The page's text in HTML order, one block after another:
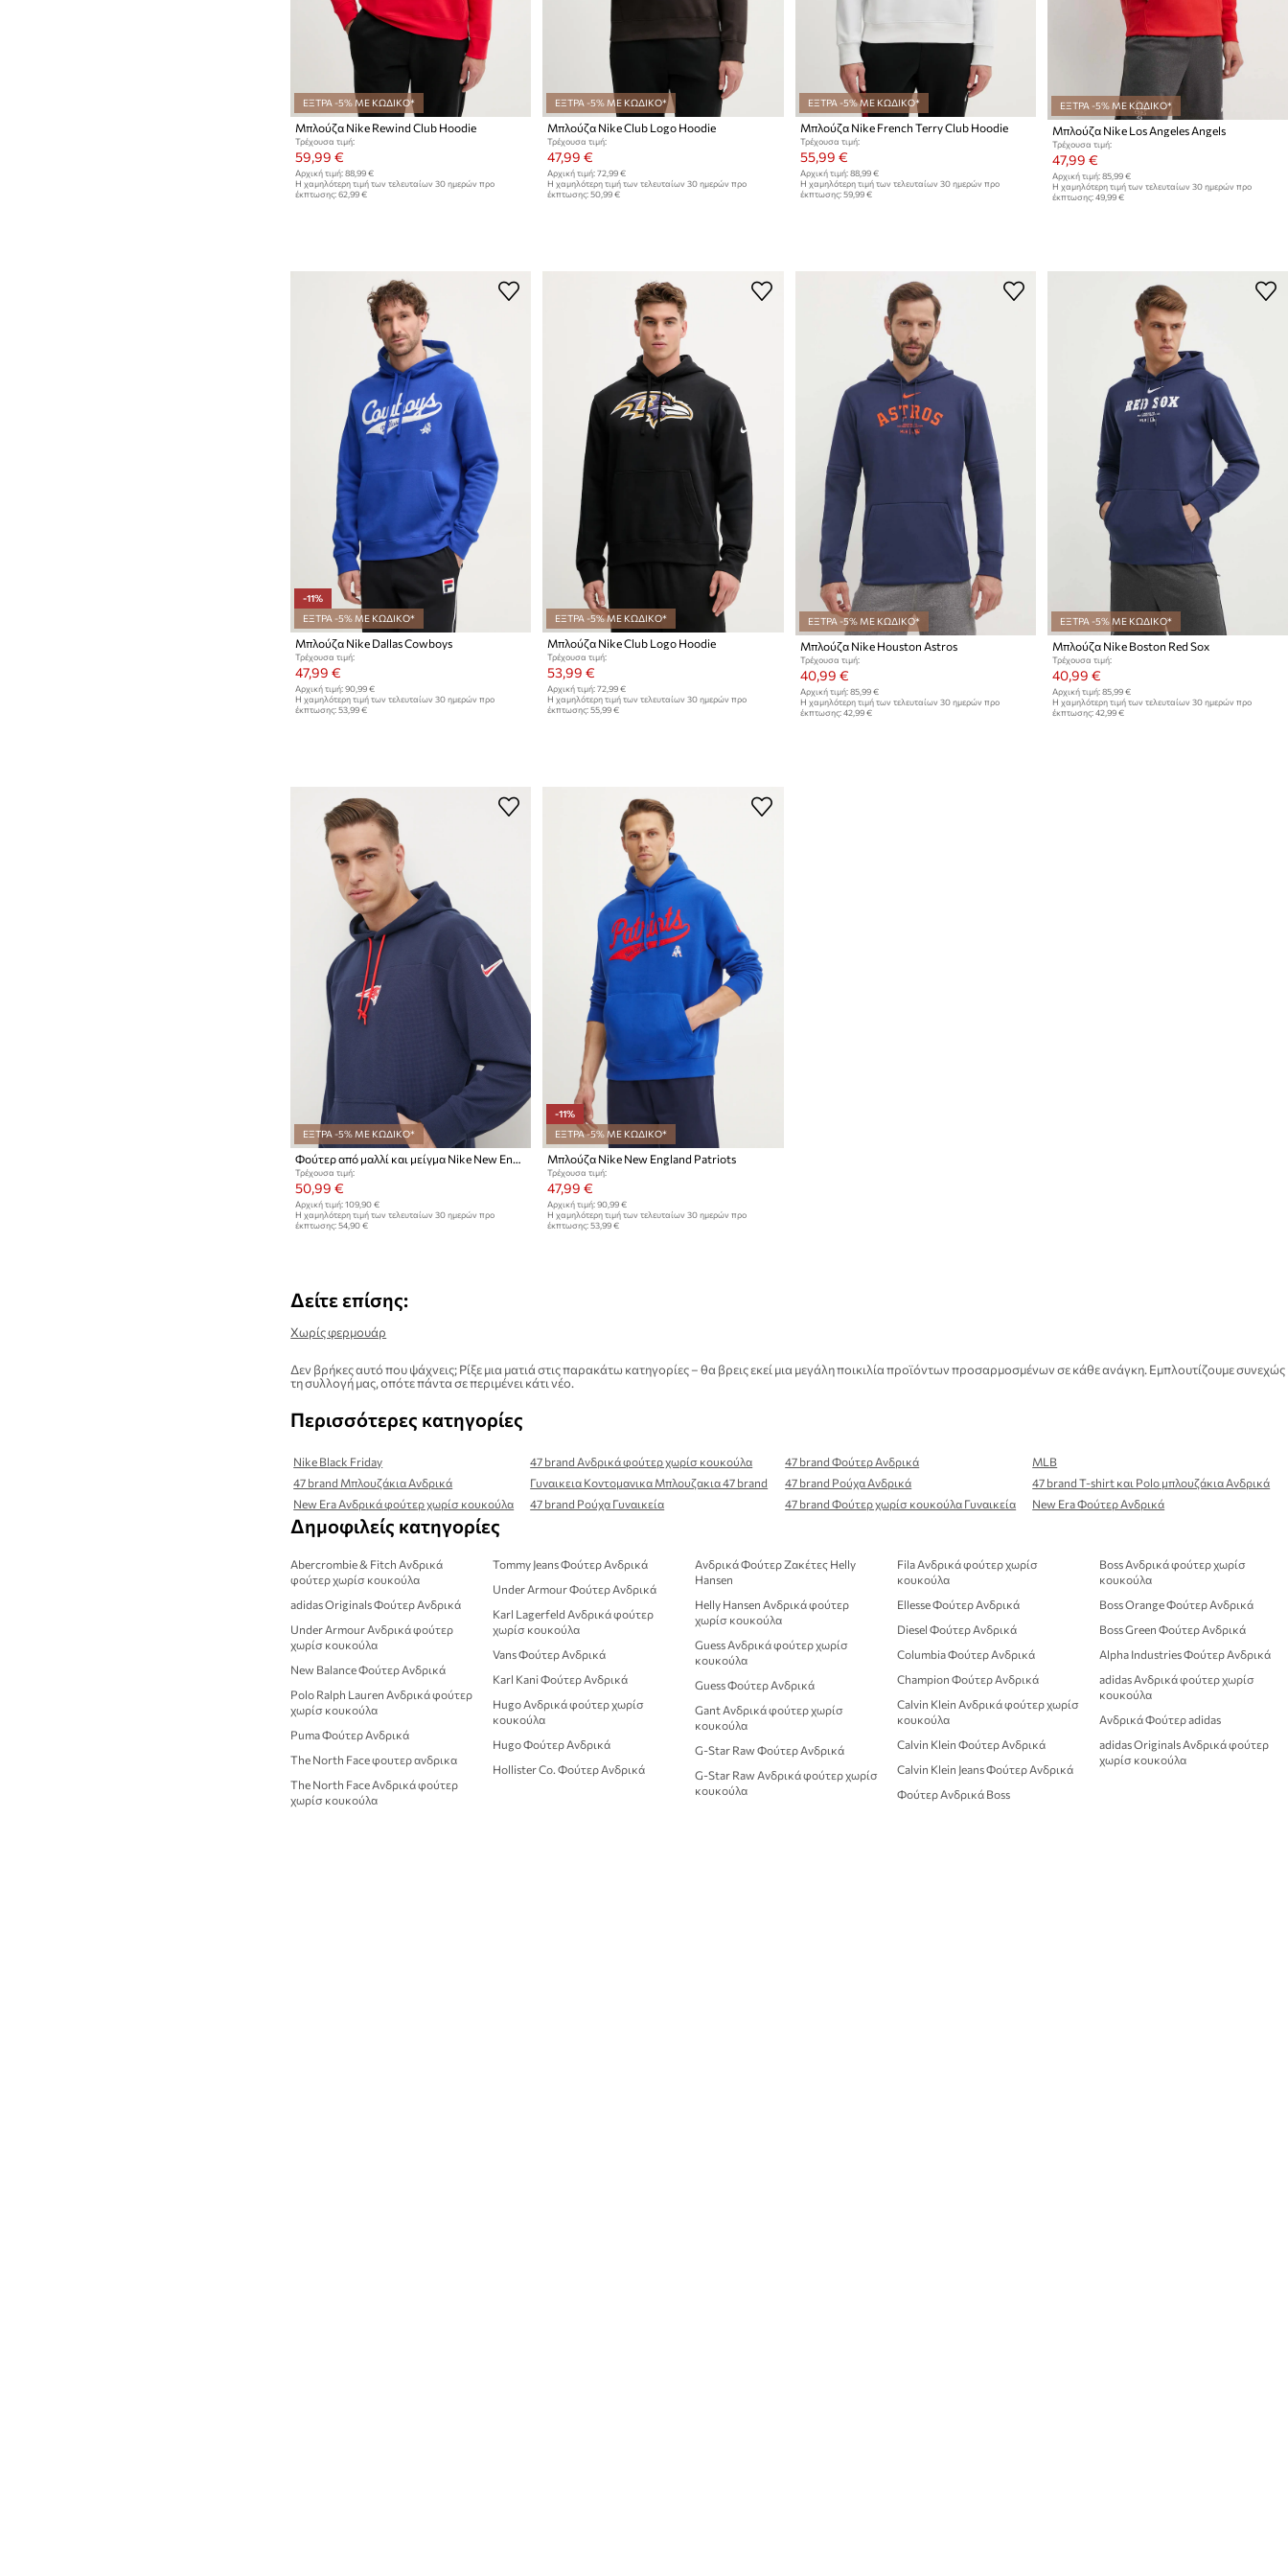
ΕΞΤΡΑ -5% ΜΕ ΚΩΔΙΚΟ*
Μπλούζα Nike Rewind Club Hoodie
Τρέχουσα τιμή:
59,99 €
Αρχική τιμή: 88,99 €
Η χαμηλότερη τιμή των τελευταίων 30 ημερών προ
έκπτωσης: 62,99 €
ΕΞΤΡΑ -5% ΜΕ ΚΩΔΙΚΟ*
Μπλούζα Nike Club Logo Hoodie
Τρέχουσα τιμή:
47,99 €
Αρχική τιμή: 72,99 €
Η χαμηλότερη τιμή των τελευταίων 30 ημερών προ
έκπτωσης: 50,99 €
ΕΞΤΡΑ -5% ΜΕ ΚΩΔΙΚΟ*
Μπλούζα Nike French Terry Club Hoodie
Τρέχουσα τιμή:
55,99 €
Αρχική τιμή: 88,99 €
Η χαμηλότερη τιμή των τελευταίων 30 ημερών προ
έκπτωσης: 59,99 €
ΕΞΤΡΑ -5% ΜΕ ΚΩΔΙΚΟ*
Μπλούζα Nike Los Angeles Angels
Τρέχουσα τιμή:
47,99 €
Αρχική τιμή: 85,99 €
Η χαμηλότερη τιμή των τελευταίων 30 ημερών προ
έκπτωσης: 49,99 €
-11%
ΕΞΤΡΑ -5% ΜΕ ΚΩΔΙΚΟ*
Μπλούζα Nike Dallas Cowboys
Τρέχουσα τιμή:
47,99 €
Αρχική τιμή: 90,99 €
Η χαμηλότερη τιμή των τελευταίων 30 ημερών προ
έκπτωσης: 53,99 €
ΕΞΤΡΑ -5% ΜΕ ΚΩΔΙΚΟ*
Μπλούζα Nike Club Logo Hoodie
Τρέχουσα τιμή:
53,99 €
Αρχική τιμή: 72,99 €
Η χαμηλότερη τιμή των τελευταίων 30 ημερών προ
έκπτωσης: 55,99 €
ΕΞΤΡΑ -5% ΜΕ ΚΩΔΙΚΟ*
Μπλούζα Nike Houston Astros
Τρέχουσα τιμή:
40,99 €
Αρχική τιμή: 85,99 €
Η χαμηλότερη τιμή των τελευταίων 30 ημερών προ
έκπτωσης: 42,99 €
ΕΞΤΡΑ -5% ΜΕ ΚΩΔΙΚΟ*
Μπλούζα Nike Boston Red Sox
Τρέχουσα τιμή:
40,99 €
Αρχική τιμή: 85,99 €
Η χαμηλότερη τιμή των τελευταίων 30 ημερών προ
έκπτωσης: 42,99 €
ΕΞΤΡΑ -5% ΜΕ ΚΩΔΙΚΟ*
Φούτερ από μαλλί και μείγμα Nike New England Patriots
Τρέχουσα τιμή:
50,99 €
Αρχική τιμή: 109,90 €
Η χαμηλότερη τιμή των τελευταίων 30 ημερών προ
έκπτωσης: 54,90 €
-11%
ΕΞΤΡΑ -5% ΜΕ ΚΩΔΙΚΟ*
Μπλούζα Nike New England Patriots
Τρέχουσα τιμή:
47,99 €
Αρχική τιμή: 90,99 €
Η χαμηλότερη τιμή των τελευταίων 30 ημερών προ
έκπτωσης: 53,99 €
Δείτε επίσης:
Χωρίς φερμουάρ
Δεν βρήκες αυτό που ψάχνεις; Ρίξε μια ματιά στις παρακάτω κατηγορίες – θα βρεις εκεί μια μεγάλη ποικιλία προϊόντων προσαρμοσμένων σε κάθε ανάγκη. Εμπλουτίζουμε συνεχώς
τη συλλογή μας, οπότε πάντα σε περιμένει κάτι νέο.
Περισσότερες κατηγορίες
Nike Black Friday 47 brand Ανδρικά φούτερ χωρίσ κουκούλα 47 brand Φούτερ Ανδρικά
MLB
47 brand Μπλουζάκια Ανδρικά
Γυναικεια Κοντομανικα Μπλουζακια 47 brand 47 brand Ρούχα Ανδρικά
47 brand T-shirt και Polo μπλουζάκια Ανδρικά
New Era Ανδρικά φούτερ χωρίσ κουκούλα
47 brand Ρούχα Γυναικεία 47 brand Φούτερ χωρίσ κουκούλα Γυναικεία New Era Φούτερ Ανδρικά
Δημοφιλείς κατηγορίες
Abercrombie & Fitch Ανδρικά
φούτερ χωρίσ κουκούλα
adidas Originals Φούτερ Ανδρικά
Under Armour Ανδρικά φούτερ
χωρίσ κουκούλα
New Balance Φούτερ Ανδρικά
Polo Ralph Lauren Ανδρικά φούτερ
χωρίσ κουκούλα
Puma Φούτερ Ανδρικά
The North Face φουτερ ανδρικα
The North Face Ανδρικά φούτερ
χωρίσ κουκούλα
Tommy Jeans Φούτερ Ανδρικά
Under Armour Φούτερ Ανδρικά
Karl Lagerfeld Ανδρικά φούτερ
χωρίσ κουκούλα
Vans Φούτερ Ανδρικά
Karl Kani Φούτερ Ανδρικά
Hugo Ανδρικά φούτερ χωρίσ
κουκούλα
Hugo Φούτερ Ανδρικά
Hollister Co. Φούτερ Ανδρικά
Ανδρικά Φούτερ Ζακέτες Helly
Hansen
Helly Hansen Ανδρικά φούτερ
χωρίσ κουκούλα
Guess Ανδρικά φούτερ χωρίσ
κουκούλα
Guess Φούτερ Ανδρικά
Gant Ανδρικά φούτερ χωρίσ
κουκούλα
G-Star Raw Φούτερ Ανδρικά
G-Star Raw Ανδρικά φούτερ χωρίσ
κουκούλα
Fila Ανδρικά φούτερ χωρίσ
κουκούλα
Ellesse Φούτερ Ανδρικά
Diesel Φούτερ Ανδρικά
Columbia Φούτερ Ανδρικά
Champion Φούτερ Ανδρικά
Calvin Klein Ανδρικά φούτερ χωρίσ
κουκούλα
Calvin Klein Φούτερ Ανδρικά
Calvin Klein Jeans Φούτερ Ανδρικά
Φούτερ Ανδρικά Boss
Boss Ανδρικά φούτερ χωρίσ
κουκούλα
Boss Orange Φούτερ Ανδρικά
Boss Green Φούτερ Ανδρικά
Alpha Industries Φούτερ Ανδρικά
adidas Ανδρικά φούτερ χωρίσ
κουκούλα
Ανδρικά Φούτερ adidas
adidas Originals Ανδρικά φούτερ
χωρίσ κουκούλα